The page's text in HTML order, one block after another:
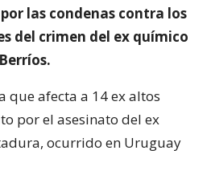
las condenas contra los
del crimen del ex químico
que afecta a 14 ex altos
por el asesinato del ex
ocurrido en Uruguay